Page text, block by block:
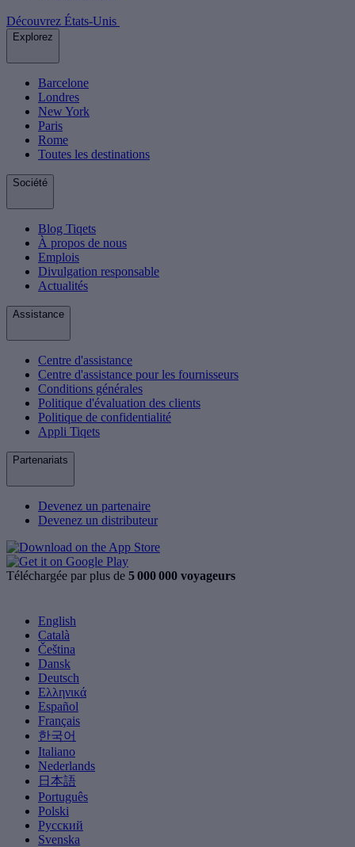
Découvrez États-Unis
Explorez
Barcelone
Londres
New York
Paris
Rome
Toutes les destinations
Société
Blog Tiqets
À propos de nous
Emplois
Divulgation responsable
Actualités
Assistance
Centre d'assistance
Centre d'assistance pour les fournisseurs
Conditions générales
Politique d'évaluation des clients
Politique de confidentialité
Appli Tiqets
Partenariats
Devenez un partenaire
Devenez un distributeur
Téléchargée par plus de 5 000 000 voyageurs
English
Català
Čeština
Dansk
Deutsch
Ελληνικά
Español
Français
한국어
Italiano
Nederlands
日本語
Português
Polski
Русский
Svenska